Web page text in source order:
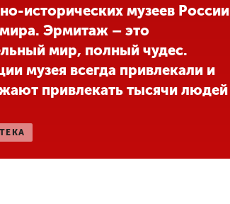
исторических музеев России
мира. Эрмитаж – это
мир, полный чудес.
музея всегда привлекали и
привлекать тысячи людей